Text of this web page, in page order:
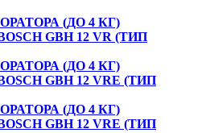
(ДО 4 КГ)
GBH 12 VR (ТИП
(ДО 4 КГ)
GBH 12 VRE (ТИП
(ДО 4 КГ)
GBH 12 VRE (ТИП